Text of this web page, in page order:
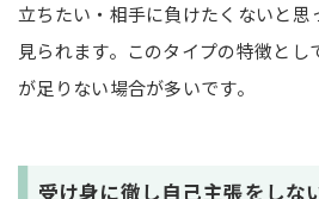
立ちたい・相手に負けたくないと思
見られます。このタイプの特徴とし
が足りない場合が多いです。
受け身に徹し自己主張をしな